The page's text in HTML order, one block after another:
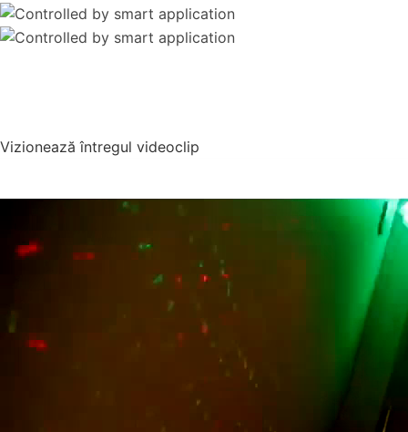
Vizionează întregul videoclip